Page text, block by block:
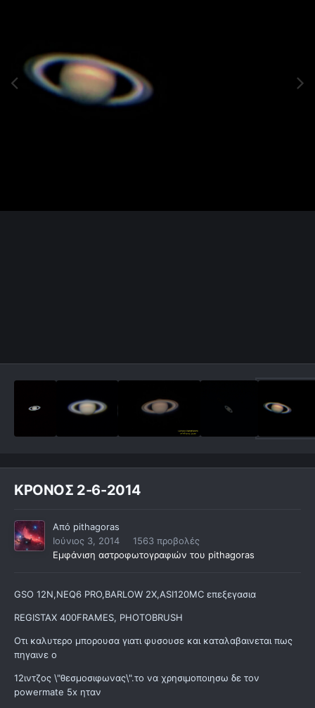
ΚΡΟΝΟΣ 2-6-2014
Από pithagoras
Ιούνιος 3, 2014
1563 προβολές
Εμφάνιση αστροφωτογραφιών του pithagoras
GSO 12N,NEQ6 PRO,BARLOW 2X,ASI120MC επεξεγασια
REGISTAX 400FRAMES, PHOTOBRUSH
Οτι καλυτερο μπορουσα γιατι φυσουσε και καταλαβαινεται πως
πηγαινε ο
12ιντζος \"θεσμοσιφωνας\".το να χρησιμοποιησω δε τον
powermate 5x ηταν